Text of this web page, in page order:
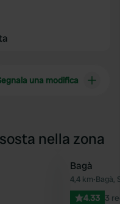
una modifica
nella zona
Preferito
Bagà
4,4 km•Bagà,
4.33 3